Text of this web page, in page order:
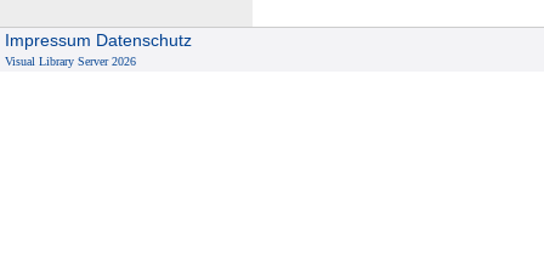
Impressum Datenschutz
Visual Library Server 2026